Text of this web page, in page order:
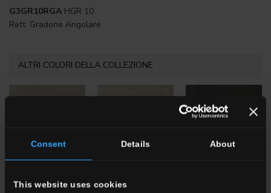
Consent Details About
This website uses cookies
G3GR10RGA HGR 10
Rett. Gradone Angolare
ALTRI COLORI DELLA COLLEZIONE